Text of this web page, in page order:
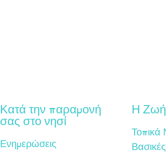
Κατά την παραμονή
σας στο νησί
Ενημερώσεις
Η Ζωή
Τοπικά